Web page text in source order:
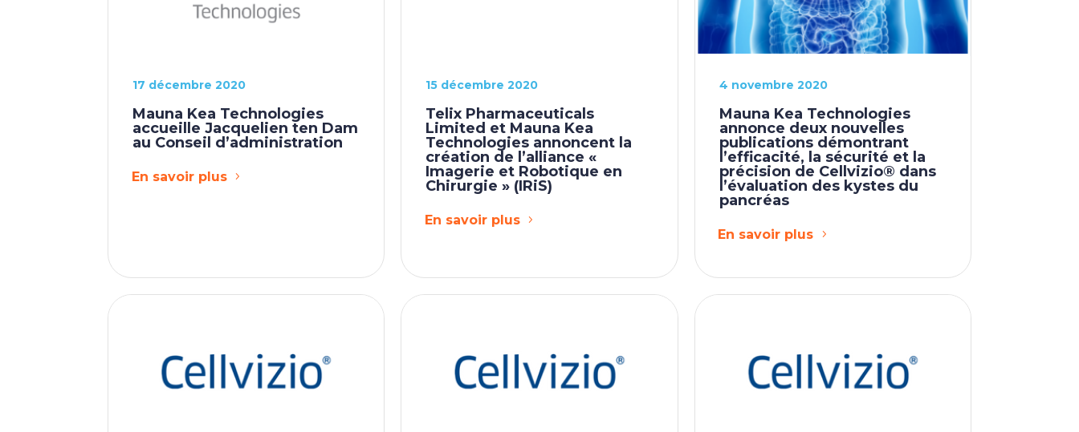
17 décembre 2020
Mauna Kea Technologies
accueille Jacquelien ten Dam
au Conseil d’administration
En savoir plus
15 décembre 2020
Telix Pharmaceuticals
Limited et Mauna Kea
Technologies annoncent la
création de l’alliance «
Imagerie et Robotique en
Chirurgie » (IRiS)
En savoir plus
4 novembre 2020
Mauna Kea Technologies
annonce deux nouvelles
publications démontrant
l’efficacité, la sécurité et la
précision de Cellvizio® dans
l’évaluation des kystes du
pancréas
En savoir plus